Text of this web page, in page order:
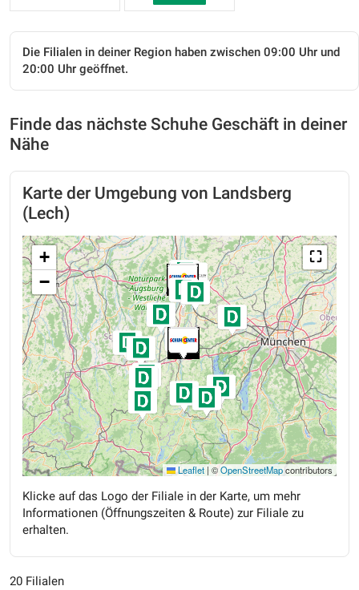
Die Filialen in deiner Region haben zwischen 09:00 Uhr und
20:00 Uhr geöffnet.
Finde das nächste Schuhe Geschäft in deiner
Nähe
Karte der Umgebung von Landsberg
(Lech)
⛶
+
−
Leaflet | ©OpenStreetMapcontributors
Klicke auf das Logo der Filiale in der Karte, um mehr
Informationen (Öffnungszeiten & Route) zur Filiale zu
erhalten.
20 Filialen